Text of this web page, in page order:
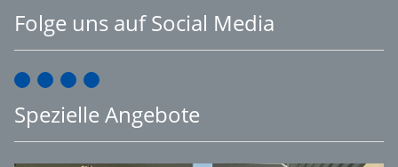
Folge uns auf Social Media
Spezielle Angebote